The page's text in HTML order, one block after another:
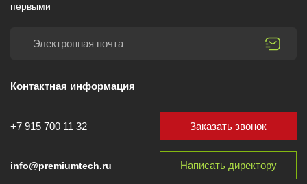
первыми
Контактная информация
+7 915 700 11 32
info@premiumtech.ru
Заказать звонок
Написать директору